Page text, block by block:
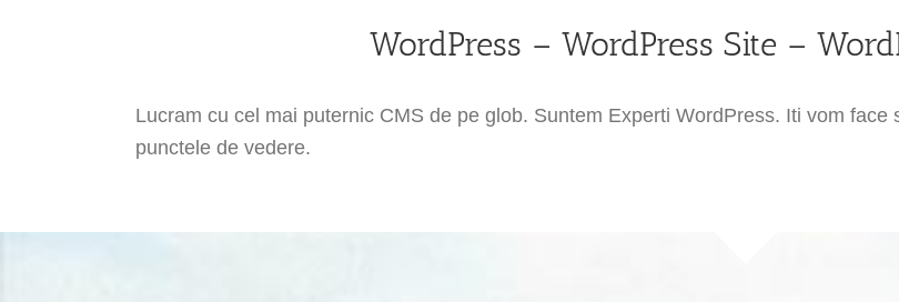
WordPress – WordPress Site –
Lucram cu cel mai puternic CMS de pe glob. Suntem Experti WordPress. Iti vom
punctele de vedere.